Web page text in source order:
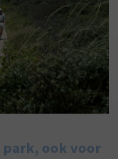
ook voor